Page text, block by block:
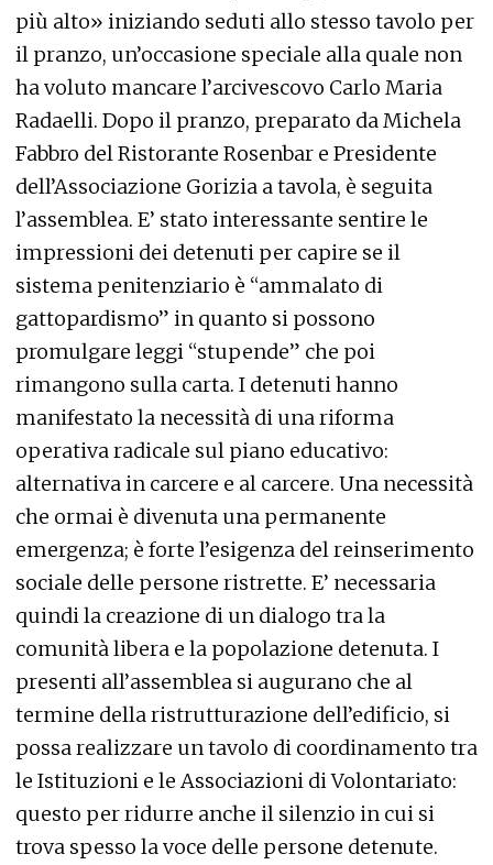
più alto» iniziando seduti allo stesso tavolo per
il pranzo, un’occasione speciale alla quale non
ha voluto mancare l’arcivescovo Carlo Maria
Radaelli. Dopo il pranzo, preparato da Michela
Fabbro del Ristorante Rosenbar e Presidente
dell’Associazione Gorizia a tavola, è seguita
l’assemblea. E’ stato interessante sentire le
impressioni dei detenuti per capire se il
sistema penitenziario è “ammalato di
gattopardismo” in quanto si possono
promulgare leggi “stupende” che poi
rimangono sulla carta. I detenuti hanno
manifestato la necessità di una riforma
operativa radicale sul piano educativo:
alternativa in carcere e al carcere. Una necessità
che ormai è divenuta una permanente
emergenza; è forte l’esigenza del reinserimento
sociale delle persone ristrette. E’ necessaria
quindi la creazione di un dialogo tra la
comunità libera e la popolazione detenuta. I
presenti all’assemblea si augurano che al
termine della ristrutturazione dell’edificio, si
possa realizzare un tavolo di coordinamento tra
le Istituzioni e le Associazioni di Volontariato:
questo per ridurre anche il silenzio in cui si
trova spesso la voce delle persone detenute.